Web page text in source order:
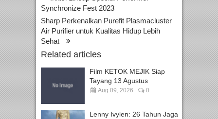
Synchronize Fest 2023
Sharp Perkenalkan Purefit Plasmacluster
Air Purifier untuk Kualitas Hidup Lebih
Sehat
Related articles
Film KETOK MEJIK Siap
Tayang 13 Agustus
Aug 09, 2026 0
Lenny Ivylen: 26 Tahun Jaga